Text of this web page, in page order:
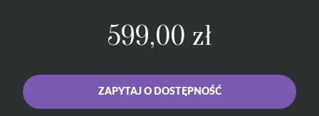
599,00 zł
ZAPYTAJ O DOSTĘPNOŚĆ